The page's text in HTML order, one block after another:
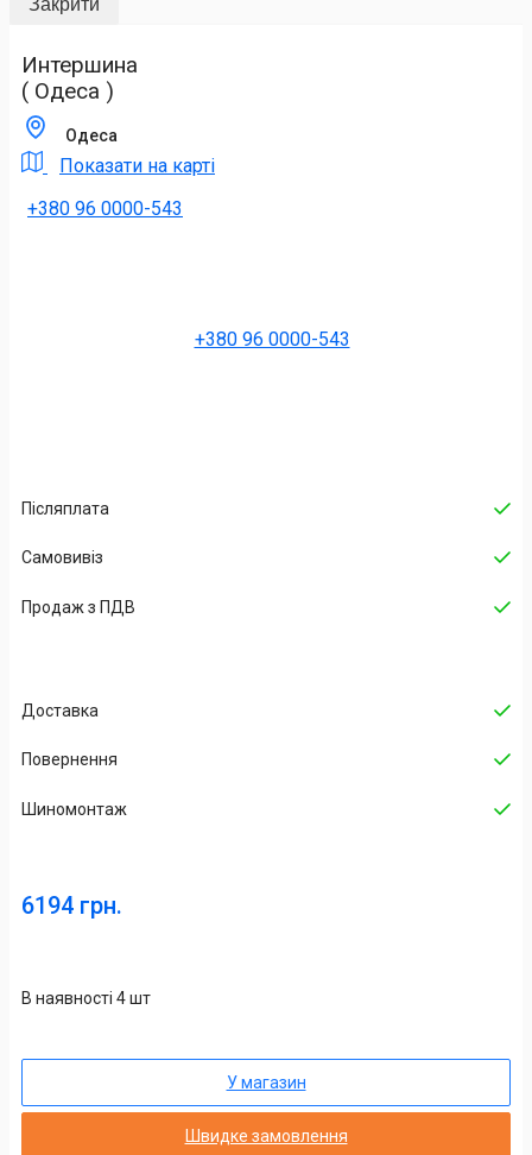
Интершина
( Одеса )
Одеса
Показати на карті
+380 96 0000-543
+380 96 0000-543
Післяплата
Самовивіз
Продаж з ПДВ
Доставка
Повернення
Шиномонтаж
6194 грн.
В наявності 4 шт
У магазин
Швидке замовлення